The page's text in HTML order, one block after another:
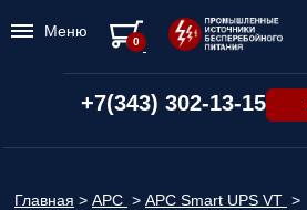
+7(343) 302-13-15
Главная > APC > APC Smart UPS VT >
Меню
0